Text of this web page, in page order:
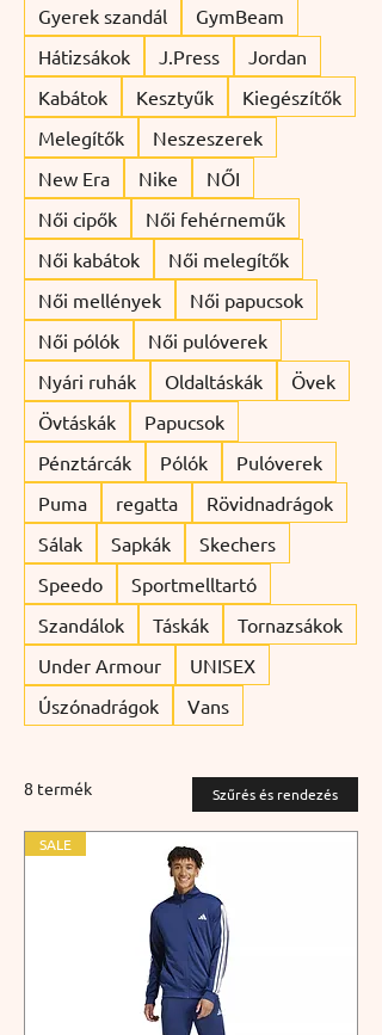
Gyerek szandál
GymBeam
Hátizsákok
J.Press
Jordan
Kabátok
Kesztyűk
Kiegészítők
Melegítők
Neszeszerek
New Era
Nike
NŐI
Női cipők
Női fehérneműk
Női kabátok
Női melegítők
Női mellények
Női papucsok
Női pólók
Női pulóverek
Nyári ruhák
Oldaltáskák
Övek
Övtáskák
Papucsok
Pénztárcák
Pólók
Pulóverek
Puma
regatta
Rövidnadrágok
Sálak
Sapkák
Skechers
Speedo
Sportmelltartó
Szandálok
Táskák
Tornazsákok
Under Armour
UNISEX
Úszónadrágok
Vans
8 termék Szűrés és rendezés
SALE